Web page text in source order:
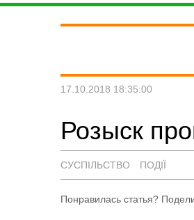
17.10.2018 18:35:00
Розыск
СУСПІЛЬСТВО ПОДІЇ
Понравилась статья?